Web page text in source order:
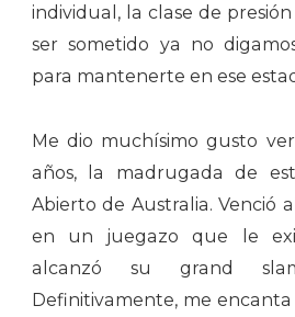
individual, la clase de
ser sometido ya no
para mantenerte en ese
Me dio muchísimo gusto
años, la madrugada de
Abierto de Australia. Venció
en un juegazo que le
alcanzó su grand
Definitivamente, me